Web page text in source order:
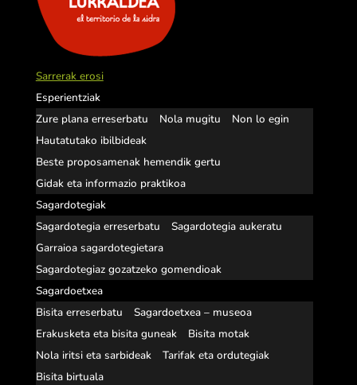
Sarrerak erosi
Esperientziak
Zure plana erreserbatu
Nola mugitu
Non lo egin
Hautatutako ibilbideak
Beste proposamenak hemendik gertu
Gidak eta informazio praktikoa
Sagardotegiak
Sagardotegia erreserbatu
Sagardotegia aukeratu
Garraioa sagardotegietara
Sagardotegiaz gozatzeko gomendioak
Sagardoetxea
Bisita erreserbatu
Sagardoetxea – museoa
Erakusketa eta bisita guneak
Bisita motak
Nola iritsi eta sarbideak
Tarifak eta ordutegiak
Bisita birtuala